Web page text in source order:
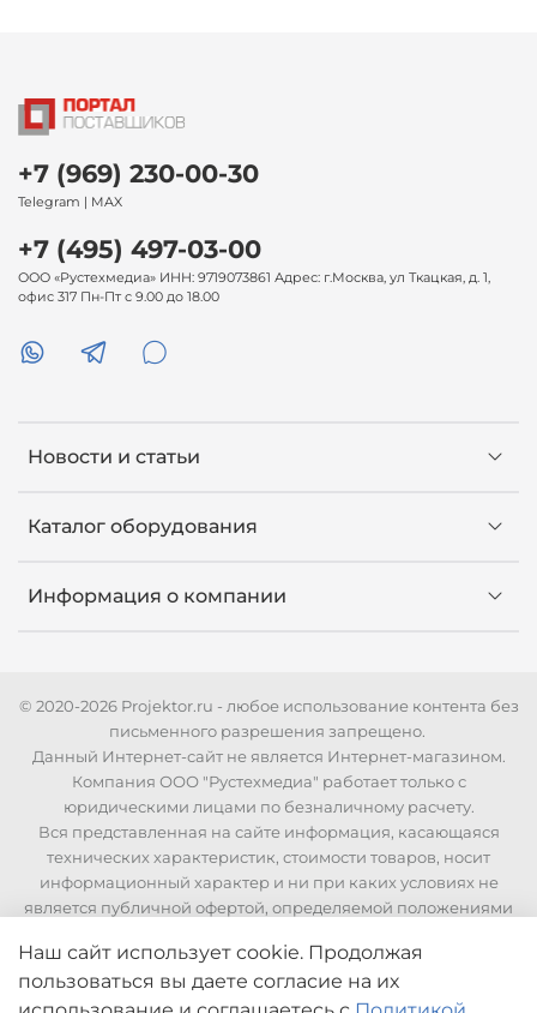
Новости и статьи
Каталог оборудования
Информация о компании
+7 (969) 230-00-30
Telegram | MAX
+7 (495) 497-03-00
ООО «Рустехмедиа» ИНН: 9719073861 Адрес: г.Москва, ул Ткацкая, д. 1,
офис 317 Пн-Пт с 9.00 до 18.00
© 2020-2026 Projektor.ru - любое использование контента без
письменного разрешения запрещено.
Данный Интернет-сайт не является Интернет-магазином.
Компания ООО "Рустехмедиа" работает только с
юридическими лицами по безналичному расчету.
Вся представленная на сайте информация, касающаяся
технических характеристик, стоимости товаров, носит
информационный характер и ни при каких условиях не
является публичной офертой, определяемой положениями
стоимости и технических характеристик необходимо
связаться с нашими менеджерами по телефонам указанным
на сайте.
Наш сайт использует cookie. Продолжая
пользоваться вы даете согласие на их